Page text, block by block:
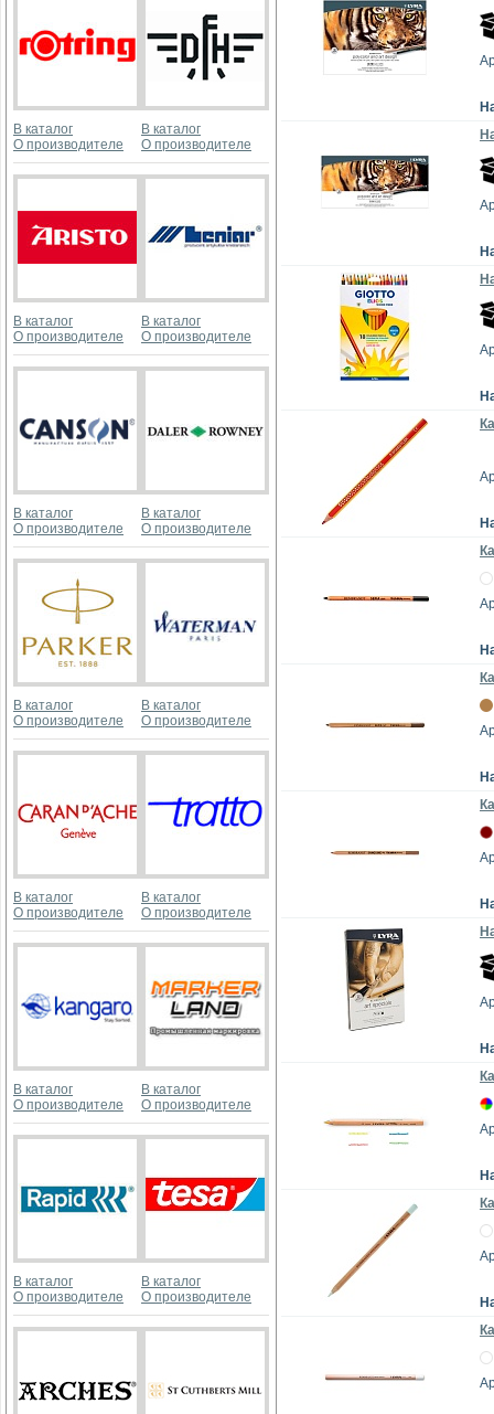
В каталог
О производителе
В каталог
О производителе
В каталог
О производителе
В каталог
О производителе
В каталог
О производителе
В каталог
О производителе
В каталог
О производителе
В каталог
О производителе
В каталог
О производителе
В каталог
О производителе
В каталог
О производителе
В каталог
О производителе
В каталог
О производителе
В каталог
О производителе